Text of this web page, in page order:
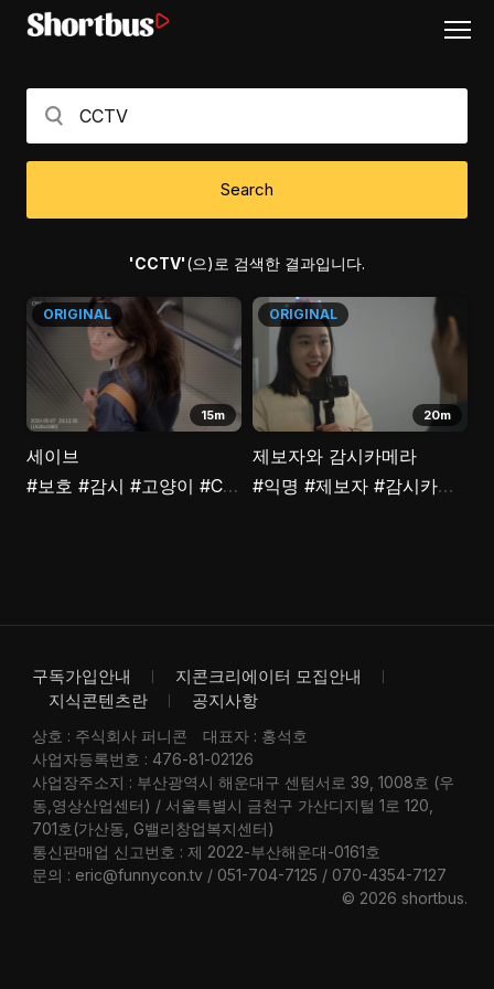
Search
'CCTV'(으)로 검색한 결과입니다.
ORIGINAL
15m
세이브
#보호 #감시 #고양이 #CCTV
ORIGINAL
20m
제보자와 감시카메라
#익명 #제보자 #감시카메라
구독가입안내
지콘크리에이터 모집안내
지식콘텐츠란
공지사항
상호 : 주식회사 퍼니콘
대표자 : 홍석호
사업자등록번호 : 476-81-02126
사업장주소지 : 부산광역시 해운대구 센텀서로 39, 1008호 (우
동,영상산업센터) / 서울특별시 금천구 가산디지털 1로 120,
701호(가산동, G밸리창업복지센터)
통신판매업 신고번호 : 제 2022-부산해운대-0161호
문의 : eric@funnycon.tv / 051-704-7125 / 070-4354-7127
© 2026 shortbus.